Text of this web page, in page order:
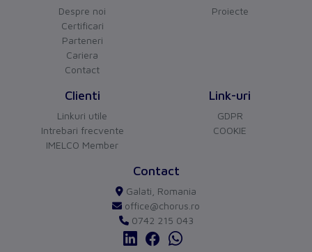
Despre noi
Certificari
Parteneri
Cariera
Contact
Proiecte
Clienti
Linkuri utile
Intrebari frecvente
IMELCO Member
Link-uri
GDPR
COOKIE
Contact
Galati, Romania
office@chorus.ro
0742 215 043